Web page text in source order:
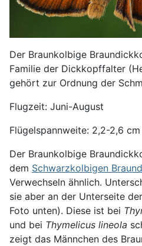
Der Braunkolbige
Familie der Dickkopffalter
gehört zur Ordnung der
Flugzeit: Juni-August
Flügelspannweite: 2,2-2,6 cm
Der Braunkolbige
dem Schwarzkolbigen
Verwechseln ähnlich.
sie aber an der Unterseite
Foto unten). Diese ist bei
und bei Thymelicus lineola
zeigt das Männchen des